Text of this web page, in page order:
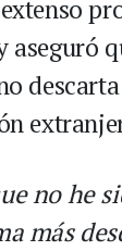
aseguró
no he
más